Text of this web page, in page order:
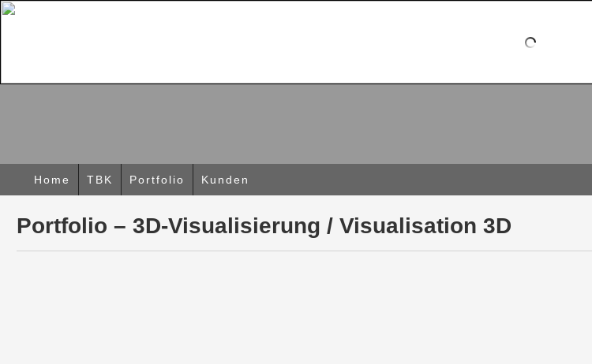
Home TBK Portfolio Kunden
Portfolio – 3D-Visualisierung / Visualisation 3D